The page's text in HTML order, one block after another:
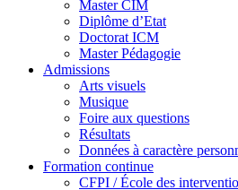
Master CIM
Diplôme d’Etat
Doctorat ICM
Master Pédagogie
Admissions
Arts visuels
Musique
Foire aux questions
Résultats
Données à caractère
Formation continue
CFPI / École des